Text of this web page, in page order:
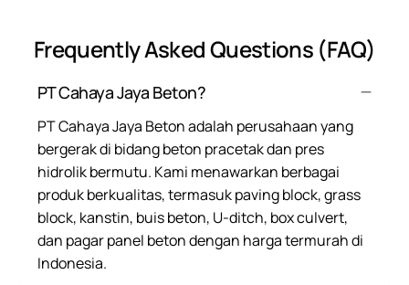
Frequently Asked Questions (FAQ)
PT Cahaya Jaya Beton?
PT Cahaya Jaya Beton adalah perusahaan yang
bergerak di bidang beton pracetak dan pres
hidrolik bermutu. Kami menawarkan berbagai
produk berkualitas, termasuk paving block, grass
block, kanstin, buis beton, U-ditch, box culvert,
dan pagar panel beton dengan harga termurah di
Indonesia.